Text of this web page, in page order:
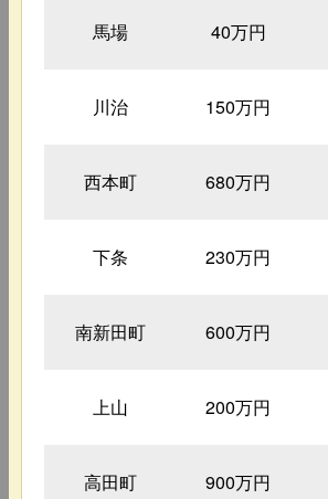
馬場 40万円
川治 150万円
西本町 680万円
下条 230万円
南新田町 600万円
上山 200万円
高田町 900万円